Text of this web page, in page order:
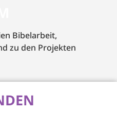
Bibelarbeit,
zu den Projekten